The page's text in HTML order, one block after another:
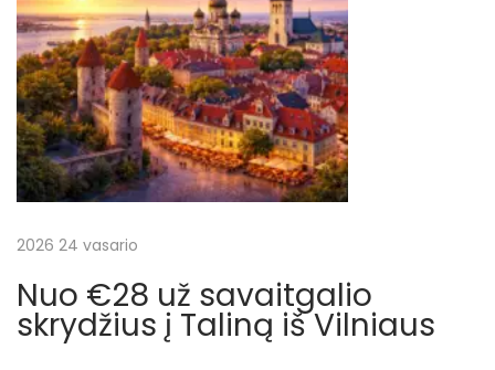
į
r
a
š
ų
K
o
s
t
ą
R
i
k
š
2026 24 vasario
Nuo €28 už savaitgalio
skrydžius į Taliną iš Vilniaus